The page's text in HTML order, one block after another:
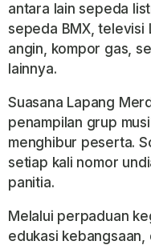
antara lain sepeda
sepeda BMX, televisi
angin, kompor gas,
lainnya.
Suasana Lapang
penampilan grup
menghibur peserta.
setiap kali nomor
panitia.
Melalui perpaduan
edukasi kebangsaan,